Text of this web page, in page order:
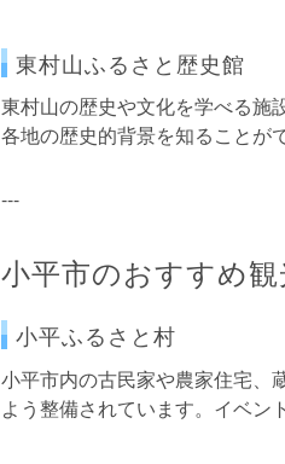
東村山ふるさと歴史館
東村山の歴史や文化を学べる施設
各地の歴史的背景を知ることが
---
小平市のおすすめ
小平ふるさと村
小平市内の古民家や農家住宅、
よう整備されています。イベン